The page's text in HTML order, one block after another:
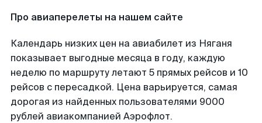
Про авиаперелеты на нашем сайте
Календарь низких цен на авиабилет из Няганя
показывает выгодные месяца в году, каждую
неделю по маршруту летают 5 прямых рейсов и 10
рейсов с пересадкой. Цена варьируется, самая
дорогая из найденных пользователями 9000
рублей авиакомпанией Аэрофлот.